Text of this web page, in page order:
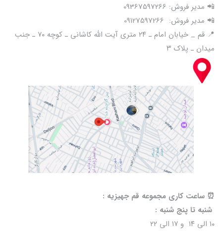
📲 مدیر فروش: 09367597266
📲 مدیر فروش: 09127597266
📍 قم _ خیابان امام ـ ۲۴ متری آیت الله کاشانی ـ کوچه ۷۰ ـ جنب
میدان ـ پلاک ۳
⏰️ ساعت کاری مجموعه قم جهیزیه :
شنبه تا پنج شنبه :
۱۰ الی ۱۴ و ۱۷ الی ۲۲